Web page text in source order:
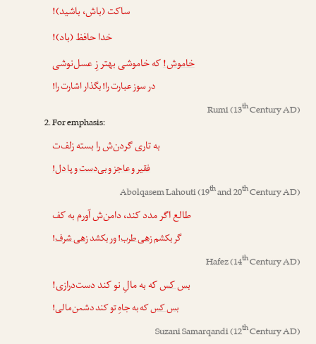
ساکت (باش، باشید)!
خدا حافظ (باد)!
خاموش!که خاموشی بهتر زِ عسل‌نوشی
در سوز عبارت را! بگذار اشارت را!
Rumi(13thCentury AD)
For emphasis:
به تاری گردن‌ش را بسته زلف‌ت
فقیر و عاجز و بی‌دست و پا دل!
Abolqasem Lahouti(19thand 20thCentury AD)
طالع اگر مدد کند، دامن‌ش آورم به کف
گر بکشمزهی طرب! ور بکشدزهی شرف!
Hafez(14thCentury AD)
بس کسکه به مالِ نو کند دست‌درازی!
بس کسکه به جاهِ تو کند دشمن‌مالی!
Suzani Samarqandi(12thCentury AD)